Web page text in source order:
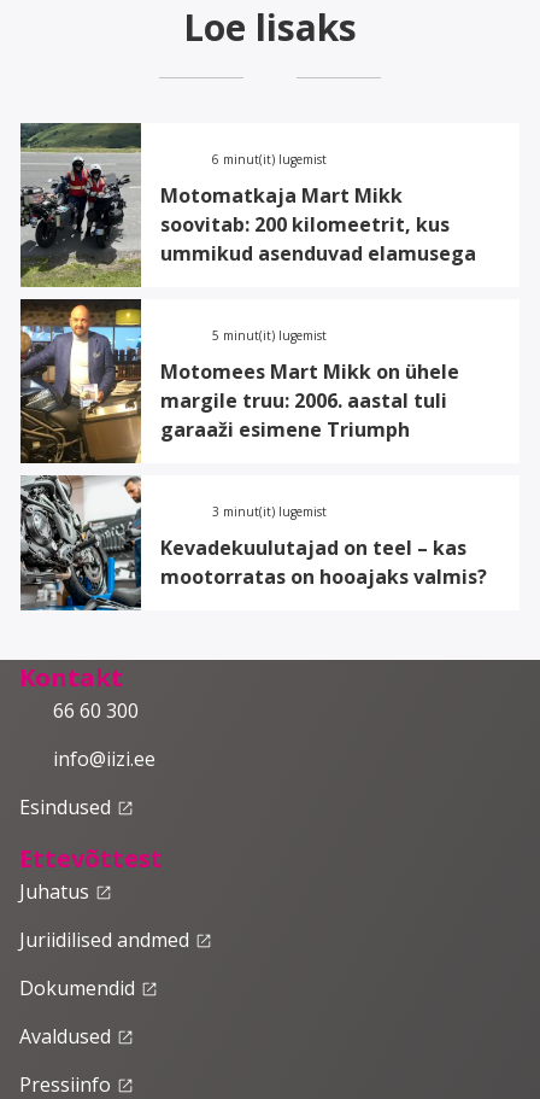
Loe lisaks
6 minut(it) lugemist
Motomatkaja Mart Mikk
soovitab: 200 kilomeetrit, kus
ummikud asenduvad elamusega
5 minut(it) lugemist
Motomees Mart Mikk on ühele
margile truu: 2006. aastal tuli
garaaži esimene Triumph
3 minut(it) lugemist
Kevadekuulutajad on teel – kas
mootorratas on hooajaks valmis?
Kontakt
66 60 300
info@iizi.ee
Esindused launch
Ettevõttest
Juhatus launch
Juriidilised andmed launch
Dokumendid launch
Avaldused launch
Pressiinfo launch